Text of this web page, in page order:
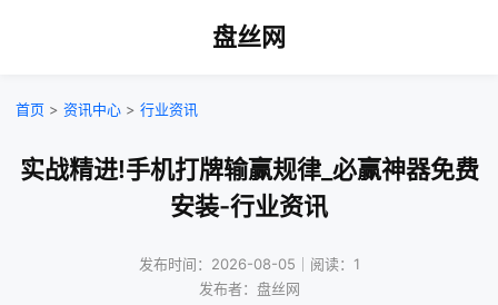
盘丝网
首页 > 资讯中心 > 行业资讯
实战精进!手机打牌输赢规律_必赢神器免费
安装-行业资讯
发布时间：2026-08-05｜阅读：1
发布者：盘丝网